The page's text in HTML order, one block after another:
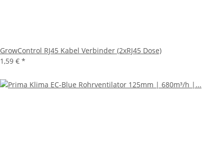
GrowControl RJ45 Kabel Verbinder (2xRJ45 Dose)
1,59 € *